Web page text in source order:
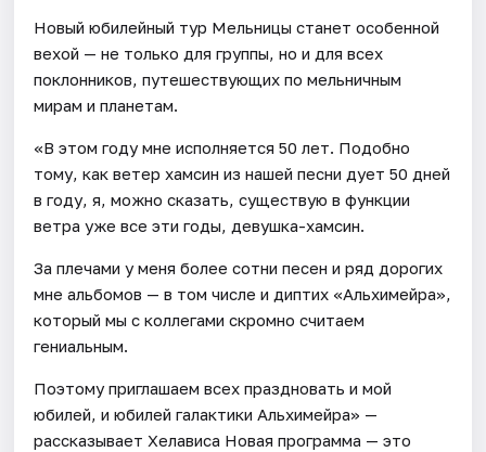
Новый юбилейный тур Мельницы станет особенной
вехой — не только для группы, но и для всех
поклонников, путешествующих по мельничным
мирам и планетам.
«В этом году мне исполняется 50 лет. Подобно
тому, как ветер хамсин из нашей песни дует 50 дней
в году, я, можно сказать, существую в функции
ветра уже все эти годы, девушка-хамсин.
За плечами у меня более сотни песен и ряд дорогих
мне альбомов — в том числе и диптих «Альхимейра»,
который мы с коллегами скромно считаем
гениальным.
Поэтому приглашаем всех праздновать и мой
юбилей, и юбилей галактики Альхимейра» —
рассказывает Хелависа Новая программа — это